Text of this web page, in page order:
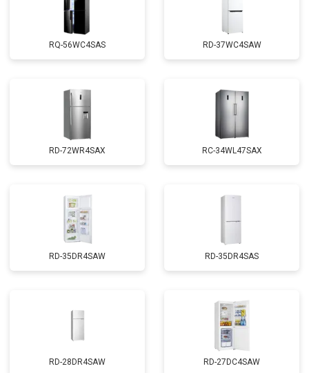
RQ-56WC4SAS RD-37WC4SAW
RD-72WR4SAX RС-34WL47SAX
RD-35DR4SAW RD-35DR4SAS
RD-28DR4SAW RD-27DC4SAW